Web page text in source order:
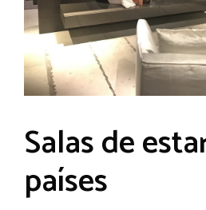
Salas de
países